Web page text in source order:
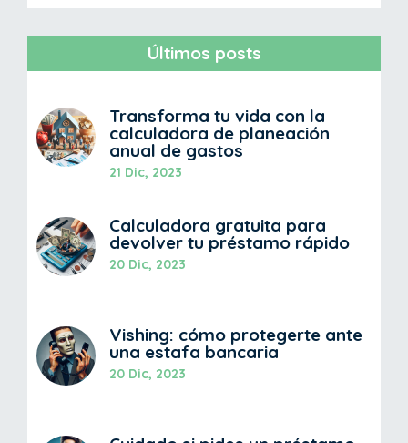
Últimos posts
Transforma tu vida con la
calculadora de planeación
anual de gastos
21 Dic, 2023
Calculadora gratuita para
devolver tu préstamo rápido
20 Dic, 2023
Vishing: cómo protegerte ante
una estafa bancaria
20 Dic, 2023